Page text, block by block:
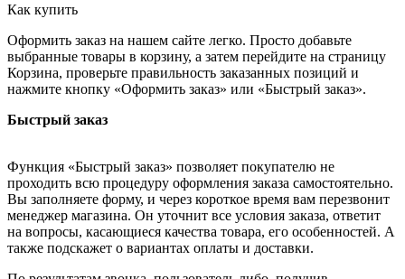
Как купить
Оформить заказ на нашем сайте легко. Просто добавьте
выбранные товары в корзину, а затем перейдите на страницу
Корзина, проверьте правильность заказанных позиций и
нажмите кнопку «Оформить заказ» или «Быстрый заказ».
Быстрый заказ
Функция «Быстрый заказ» позволяет покупателю не
проходить всю процедуру оформления заказа самостоятельно.
Вы заполняете форму, и через короткое время вам перезвонит
менеджер магазина. Он уточнит все условия заказа, ответит
на вопросы, касающиеся качества товара, его особенностей. А
также подскажет о вариантах оплаты и доставки.